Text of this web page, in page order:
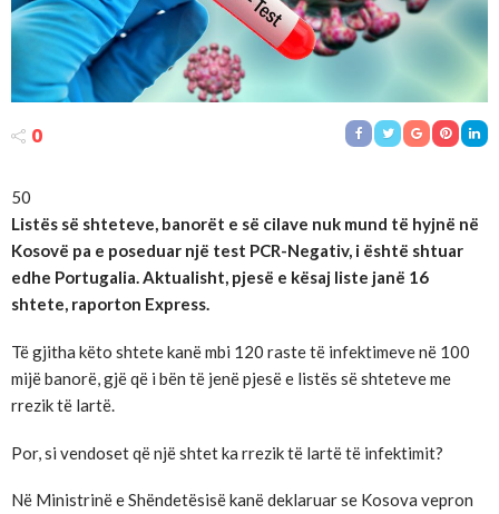
0
50
Listës së shteteve, banorët e së cilave nuk mund të hyjnë në
Kosovë pa e poseduar një test PCR-Negativ, i është shtuar
edhe Portugalia. Aktualisht, pjesë e kësaj liste janë 16
shtete, raporton Express.
Të gjitha këto shtete kanë mbi 120 raste të infektimeve në 100
mijë banorë, gjë që i bën të jenë pjesë e listës së shteteve me
rrezik të lartë.
Por, si vendoset që një shtet ka rrezik të lartë të infektimit?
Në Ministrinë e Shëndetësisë kanë deklaruar se Kosova vepron